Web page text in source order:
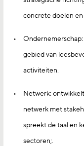
concrete doelen en
gebied van
activiteiten.
Netwerk:
netwerk met
spreekt de taal en
sectoren;.